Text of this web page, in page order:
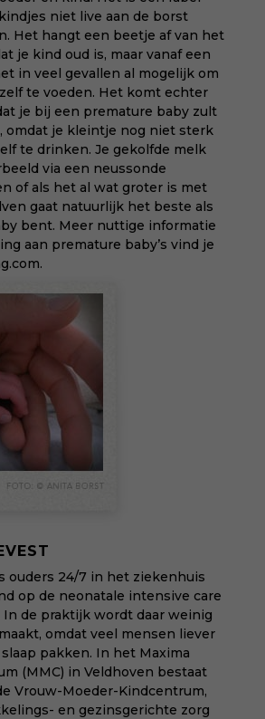
niet live aan de borst
Het hangt een beetje af van het
je kind oud is, maar vanaf een
in veel gevallen al mogelijk om
te voeden. Het komt echter
je bij een premature baby zult
omdat je kleintje nog niet sterk
te drinken. Je gekolfde melk
via een neussonde
of als het al wat groter is met
gaat natuurlijk het beste als
bent. Meer nuttige informatie
aan premature baby’s vind je
.
ouders 24/7 in het ziekenhuis
op de neonatale intensive care
In de praktijk wordt daar weinig
omdat veel mensen liever
pakken. In het Maxima
(MMC) in Veldhoven bestaat
Vrouw-Moeder-Kindcentrum,
en gezinsgerichte zorg